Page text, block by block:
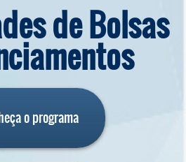
de Bolsas
o programa